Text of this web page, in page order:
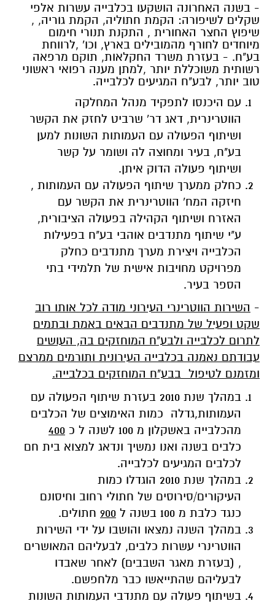
- בשנה האחרונה הושקעו בכלבייה עשרות אלפי
שקלים לשיפורה: הקמת חתוליה, הקמת גוריה, ,
שיפוץ החצר האחורית , התקנת תנורי חימום
מיוחדים לחורף מהמובילים בארץ, וכו' ,לרווחת
בע"ח. - בעזרת משרד החקלאות, תוקם מרפאה
רשותית משוכללת יותר ,למתן מענה רפואי ראשוני
טוב יותר, לבע"ח המגיעים לכלבייה.
עם היכנסו לתפקיד מנהל המחלקה
הווטרינרית, דאג דר' שרביט לחזק את הקשר
ושיתוף הפעולה עם העמותות השונות למען
בע"ח, בעיר ומחוצה לה ושומר על קשר
ושיתוף פעולה הדוק איתן.
כחלק ממערך שיתוף הפעולה עם העמותות ,
חיזקה המח' הווטרינרית את הקשר עם
האזרח ושיתוף הקהילה בפעולה הציבורית,
ע"י שיתוף מתנדבים אוהבי בע"ח בפעילות
הכלבייה ויצירת מערך מתנדבים כחלק
מפרויקט מחויבות אישית של תלמידי בתי
הספר בעיר.
- השירות הווטרינרי העירוני מודה לכל אותו רוב
שקט ופעיל של מתנדבים הבאים באמת ובתמים
לתרום לכלבייה ולבע"ח המוחזקים בה, העושים
עבודתם נאמנה בכלבייה העירונית ותורמים ממרצם
ומזמנם לטיפול בבע"ח המוחזקים בכלבייה.
במהלך שנת 2010 בעזרת שיתוף הפעולה עם
העמותות,גדלה כמות האימוצים של הכלבים
מהכלבייה באשקלון מ 100 לשנה ל כ
400
כלבים בשנה ואנו נמשיך ונדאג למצוא בית חם
לכלבים המגיעים לכלבייה.
במהלך שנת 2010 הוגדלו כמות
העיקורים/סירוסים של חתולי רחוב וחיסונם
כנגד כלבת מ 100 בשנה ל
900 חתולים.
במהלך השנה נמצאו והושבו על ידי השירות
הווטרינרי עשרות כלבים, לבעליהם המאושרים
, (בעזרת מאגר השבבים) לאחר שאבדו
לבעליהם שהתייאשו כבר מלחפשם.
בשיתוף פעולה עם מתנדבי העמותות השונות